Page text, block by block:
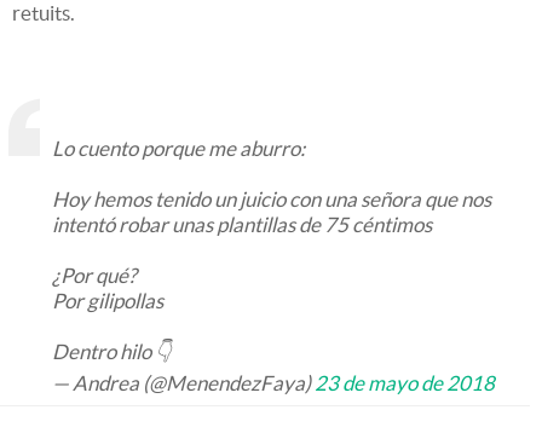
retuits.
Lo cuento porque me aburro:
Hoy hemos tenido un juicio con una señora que nos
intentó robar unas plantillas de 75 céntimos
¿Por qué?
Por gilipollas
Dentro hilo 👇
— Andrea (@MenendezFaya)23 de mayo de 2018